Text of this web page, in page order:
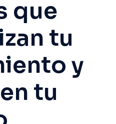
que
tu
y
tu